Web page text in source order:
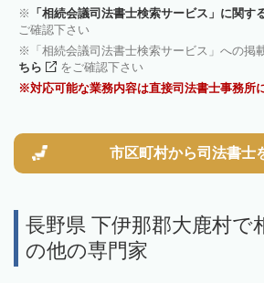
「相続会議司法書士検索サービス」に関す
ご確認下さい
「相続会議司法書士検索サービス」への掲
ちら
をご確認下さい
対応可能な業務内容は直接司法書士事務所
市区町村から司法書士
長野県 下伊那郡大鹿村で
の他の専門家